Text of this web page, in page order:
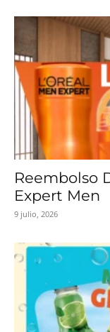
Reembolso
Expert Men
9 julio, 2026